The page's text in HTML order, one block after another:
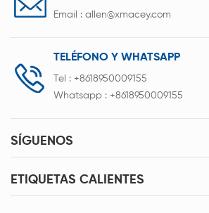
Email : allen@xmacey.com
TELÉFONO Y WHATSAPP
Tel : +8618950009155
Whatsapp : +8618950009155
SÍGUENOS
ETIQUETAS CALIENTES